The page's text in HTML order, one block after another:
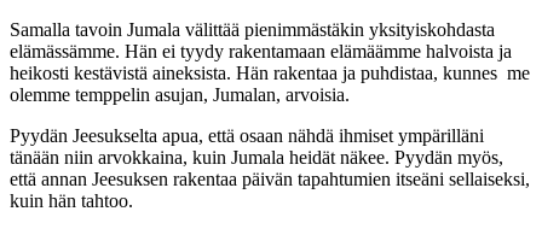
Samalla tavoin Jumala välittää pienimmästäkin yksityiskohdasta
elämässämme. Hän ei tyydy rakentamaan elämäämme halvoista ja
heikosti kestävistä aineksista. Hän rakentaa ja puhdistaa, kunnes me
olemme temppelin asujan, Jumalan, arvoisia.
Pyydän Jeesukselta apua, että osaan nähdä ihmiset ympärilläni
tänään niin arvokkaina, kuin Jumala heidät näkee. Pyydän myös,
että annan Jeesuksen rakentaa päivän tapahtumien itseäni sellaiseksi,
kuin hän tahtoo.